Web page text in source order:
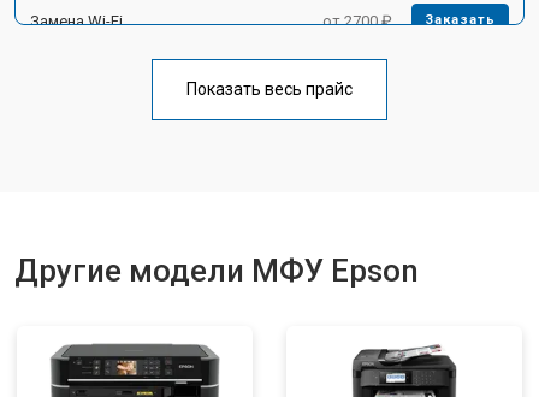
Замена Wi-Fi от 2700 ₽ Заказать
от 3500 ₽
Показать весь прайс
Другие модели МФУ Epson